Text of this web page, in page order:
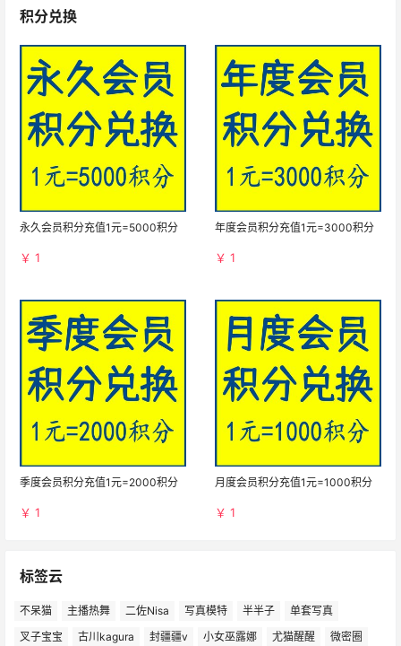
积分兑换
永久会员积分充值1元=5000积分
￥ 1
年度会员积分充值1元=3000积分
￥ 1
季度会员积分充值1元=2000积分
￥ 1
月度会员积分充值1元=1000积分
￥ 1
标签云
不呆猫 主播热舞 二佐Nisa 写真模特 半半子
单套写真
叉子宝宝
古川kagura 封疆疆v 小女巫露娜 尤猫醒醒
微密圈